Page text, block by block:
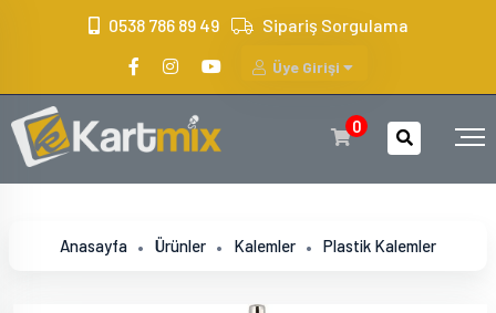
0538 786 89 49 Sipariş Sorgulama
Üye Girişi
0
Anasayfa Ürünler Kalemler Plastik Kalemler